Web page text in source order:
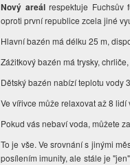
Nový areálrespektuje Fuchsův
oproti první republice zcela jiné
Hlavní bazén má délku 25 m,
Zážitkový bazén má trysky,
Dětský bazén nabízí teplotu vody
Ve vířivce může relaxovat až 8 lidí
Pokud vás nebaví voda, můžete
To je vše. Ve srovnání s jinými
posílením imunity, ale stále je